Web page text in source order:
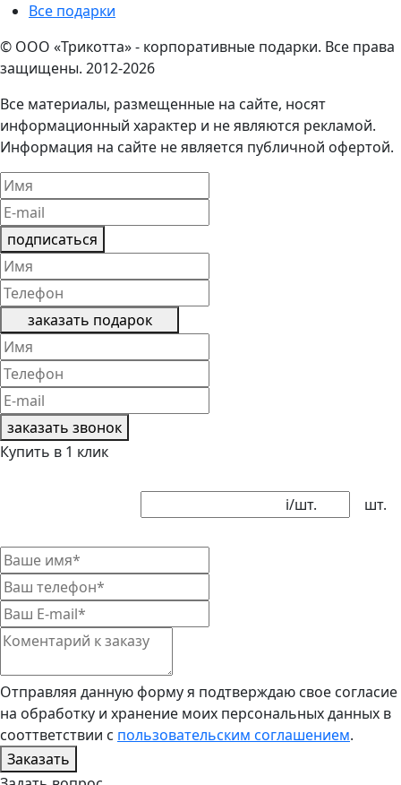
Все подарки
© ООО «Трикотта» - корпоративные подарки. Все права
защищены. 2012-2026
Все материалы, размещенные на сайте, носят
информационный характер и не являются рекламой.
Информация на сайте не является публичной офертой.
подписаться
заказать подарок
заказать звонок
Купить в 1 клик
шт.
i/шт.
Отправляя данную форму я подтверждаю свое согласие
на обработку и хранение моих персональных данных в
сооттветствии с пользовательским соглашением.
Заказать